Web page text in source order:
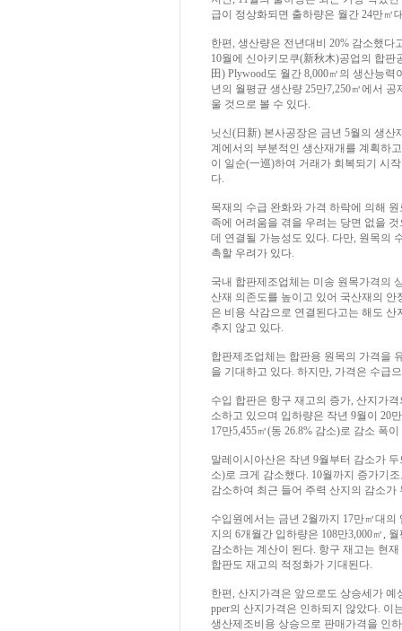
급이 정상화되면 출하량은 월간 24만㎥
한편, 생산량은 전년대비 20% 감소했다
10월에 신아키모쿠(新秋木)공업의 합
田) Plywood도 월간 8,000㎥의 생산능
년의 월평균 생산량 25만7,250㎥에서
울 것으로 볼 수 있다.
닛신(日新) 본사공장은 금년 5월의 생
계에서의 부분적인 생산재개를 계획하
이 일순(一巡)하여 거래가 회복되기 시
다.
목재의 수급 완화와 가격 하락에 의해
족에 어려움을 겪을 우려는 당면 없을
데 연결될 가능성도 있다. 다만, 원목의
촉할 우려가 있다.
국내 합판제조업체는 미송 원목가격의
산재 의존도를 높이고 있어 국산재의
은 비용 삭감으로 연결된다고는 해도
추지 않고 있다.
합판제조업체는 합판용 원목의 가격을
을 기대하고 있다. 하지만, 가격은 수급
수입 합판은 항구 재고의 증가, 산지가
소하고 있으며 입하량은 작년 9월이 20
17만5,455㎥(동 26.8% 감소)로 감소 폭
말레이시아산은 작년 9월부터 감소가 두
소)로 크게 감소했다. 10월까지 증가기
감소하여 최근 들어 주력 산지의 감소가
수입원에서는 금년 2월까지 17만㎥대
지의 6개월간 입하량은 108만3,000㎥,
감소하는 계산이 된다. 항구 재고는 현
합판도 재고의 적정화가 기대된다.
한편, 산지가격은 앞으로도 상승세가
pper의 산지가격은 인하되지 않았다. 이
생산제조비용 상승으로 판매가격을 인